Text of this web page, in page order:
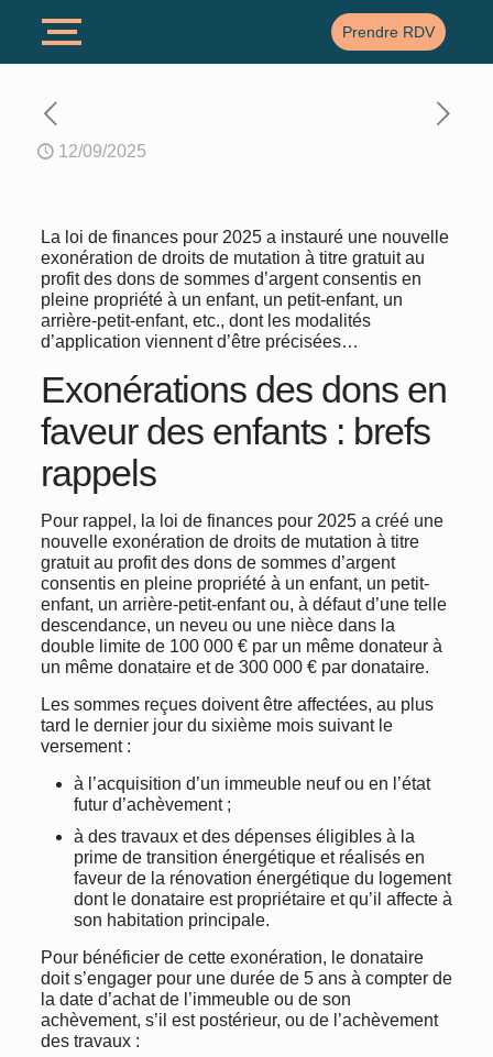
Prendre RDV
12/09/2025
La loi de finances pour 2025 a instauré une nouvelle
exonération de droits de mutation à titre gratuit au
profit des dons de sommes d’argent consentis en
pleine propriété à un enfant, un petit-enfant, un
arrière-petit-enfant, etc., dont les modalités
d’application viennent d’être précisées…
Exonérations des dons en
faveur des enfants : brefs
rappels
Pour rappel, la loi de finances pour 2025 a créé une
nouvelle exonération de droits de mutation à titre
gratuit au profit des dons de sommes d’argent
consentis en pleine propriété à un enfant, un petit-
enfant, un arrière-petit-enfant ou, à défaut d’une telle
descendance, un neveu ou une nièce dans la
double limite de 100 000 € par un même donateur à
un même donataire et de 300 000 € par donataire.
Les sommes reçues doivent être affectées, au plus
tard le dernier jour du sixième mois suivant le
versement :
à l’acquisition d’un immeuble neuf ou en l’état
futur d’achèvement ;
à des travaux et des dépenses éligibles à la
prime de transition énergétique et réalisés en
faveur de la rénovation énergétique du logement
dont le donataire est propriétaire et qu’il affecte à
son habitation principale.
Pour bénéficier de cette exonération, le donataire
doit s’engager pour une durée de 5 ans à compter de
la date d’achat de l’immeuble ou de son
achèvement, s’il est postérieur, ou de l’achèvement
des travaux :